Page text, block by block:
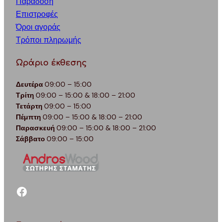
Επιστροφές
Όροι αγοράς
Τρόποι πληρωμής
Ωράριο έκθεσης
Δευτέρα09:00 – 15:00
Τρίτη 09:00 – 15:00 & 18:00 – 21:00
Τετάρτη 09:00 – 15:00
Πέμπτη 09:00 – 15:00 & 18:00 – 21:00
Παρασκευή 09:00 – 15:00 & 18:00 – 21:00
Σάββατο 09:00 – 15:00
facebook